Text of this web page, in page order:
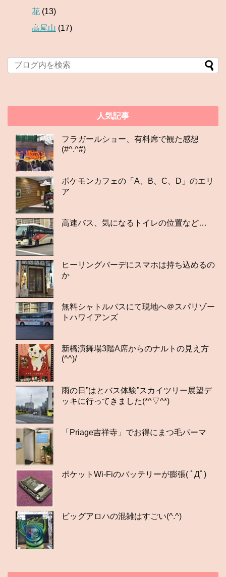
花 (13)
高尾山 (17)
人気記事
フラガールショー、有料席で観た感想
(#^.^#)
ポケモンカフェの「A、B、C、D」のエリ
ア
高速バス、気になるトイレの位置など…
ヒーリングバーデにスマホは持ち込めるの
か
無料シャトルバスにて現地へ＠スパリゾー
トハワイアンズ
新橋演舞場3階A席からのナルトの見え方
(^^)/
雨の日”はとバス体験”スカイツリー展望デ
ッキに行ってきました(*^▽^*)
「Priage吉祥寺」でお得にまつ毛パーマ
ポケットWi-Fiのバッテリーが膨張( ﾟДﾟ)
ビッグアロハの混雑はすごい(^.^)